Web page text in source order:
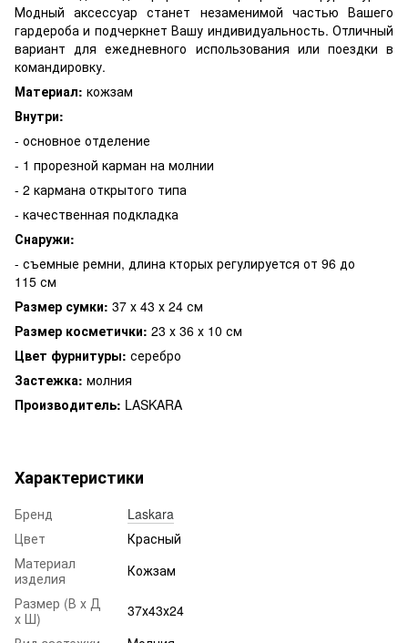
Модный аксессуар станет незаменимой частью Вашего
гардероба и подчеркнет Вашу индивидуальность. Отличный
вариант для ежедневного использования или поездки в
командировку.
Материал: кожзам
Внутри:
- основное отделение
- 1 прорезной карман на молнии
- 2 кармана открытого типа
- качественная подкладка
Снаружи:
- съемные ремни, длина кторых регулируется от 96 до
115 см
Размер сумки: 37 х 43 х 24 см
Размер косметички: 23 х 36 х 10 см
Цвет фурнитуры: серебро
Застежка: молния
Производитель: LASKARA
Характеристики
Бренд
Laskara
Цвет
Красный
Материал
изделия
Кожзам
Размер (В х Д
х Ш)
37х43х24